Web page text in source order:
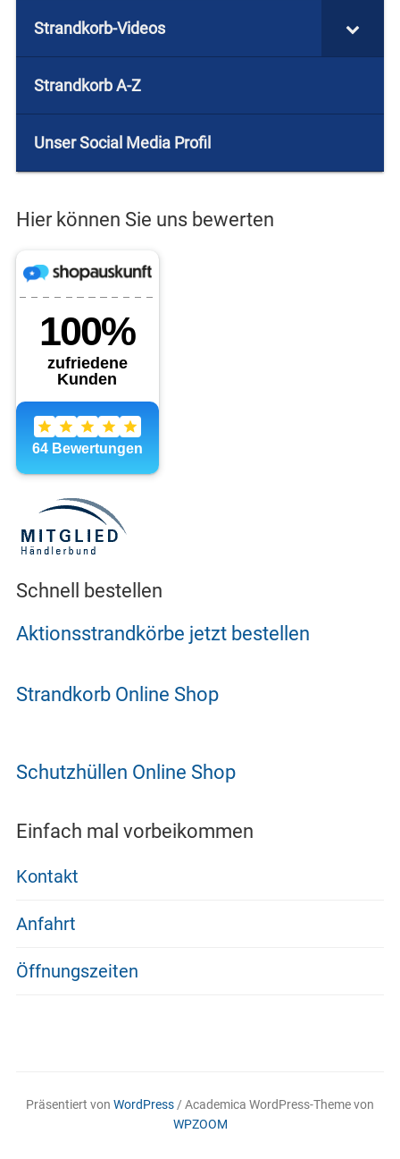
Strandkorb-Videos
Strandkorb A-Z
Unser Social Media Profil
Hier können Sie uns bewerten
Schnell bestellen
Aktionsstrandkörbe jetzt bestellen
Strandkorb Online Shop
Schutzhüllen Online Shop
Einfach mal vorbeikommen
Kontakt
Anfahrt
Öffnungszeiten
Präsentiert von WordPress / Academica WordPress-Theme von
WPZOOM